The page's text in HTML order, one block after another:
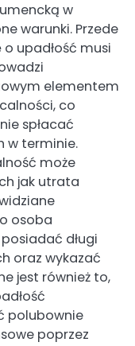
w
warunki. Przede
upadłość musi
elementem
co
spłacać
w terminie.
może
jak utrata
osoba
długi
oraz wykazać
jest również to,
polubownie
poprzez